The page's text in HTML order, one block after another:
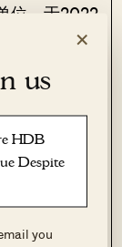
×
us
HDB
Despite
you
位，于2022
的地位，以
的吸引力，
基本保持稳